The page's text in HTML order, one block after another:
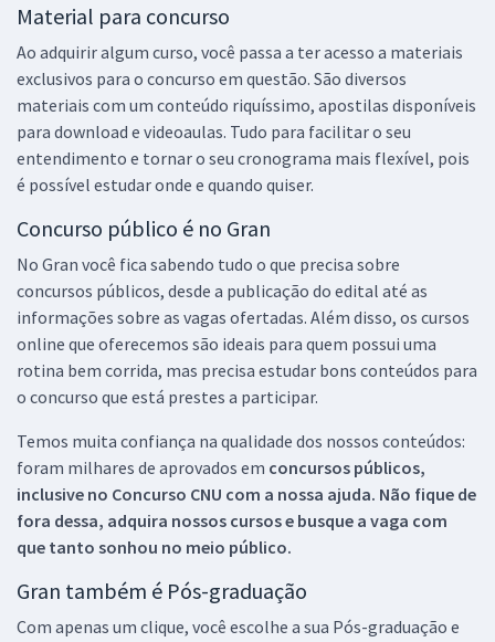
Material para concurso
Ao adquirir algum curso, você passa a ter acesso a materiais
exclusivos para o concurso em questão. São diversos
materiais com um conteúdo riquíssimo, apostilas disponíveis
para download e videoaulas. Tudo para facilitar o seu
entendimento e tornar o seu cronograma mais flexível, pois
é possível estudar onde e quando quiser.
Concurso público é no Gran
No Gran você fica sabendo tudo o que precisa sobre
concursos públicos, desde a publicação do edital até as
informações sobre as vagas ofertadas. Além disso, os cursos
online que oferecemos são ideais para quem possui uma
rotina bem corrida, mas precisa estudar bons conteúdos para
o concurso que está prestes a participar.
Temos muita confiança na qualidade dos nossos conteúdos:
foram milhares de aprovados em concursos públicos,
inclusive no Concurso CNU com a nossa ajuda. Não fique de
fora dessa, adquira nossos cursos e busque a vaga com
que tanto sonhou no meio público.
Gran também é Pós-graduação
Com apenas um clique, você escolhe a sua Pós-graduação e